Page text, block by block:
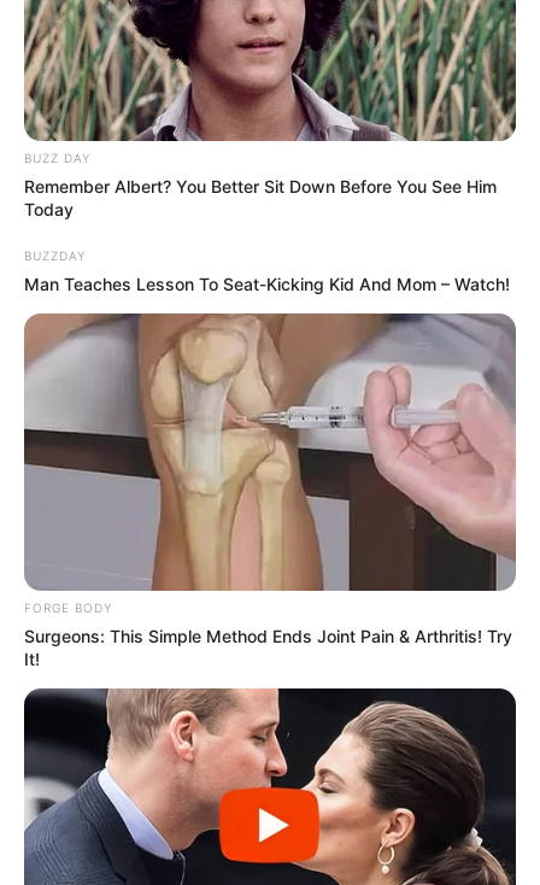
Los calambres musculares o el dolor repentino al
caminar pueden indicar deficiencia de minerales
como potasio, magnesio o calcio. Sin embargo,
también pueden ser consecuencia de un problema
circulatorio o nervioso.
Si los calambres son ocasionales, estirar los pies antes
de dormir o después del ejercicio puede aliviar
mucho. Pero si se vuelven recurrentes o intensos, lo
recomendable es realizarse un examen médico para
determinar la causa exacta.
Cambios en el color de las uñas
Las uñas también dicen mucho sobre la salud general.
Si notas que se vuelven amarillentas, quebradizas o
gruesas, podrías estar frente a una infección por
hongos. Por otro lado, uñas azuladas o con
tonalidades moradas pueden señalar una mala
oxigenación, lo que a veces se asocia con problemas
respiratorios o cardíacos.
Es importante mantener una buena higiene, cortar las
uñas correctamente y no compartir cortaúñas ni
calzado. Si hay cambios de color persistentes, lo
mejor es acudir al dermatólogo o podólogo.
Adormecimiento o pérdida de sensibilidad
Sentir los pies adormecidos, como si estuvieran
“dormidos” o con pequeñas descargas eléctricas,
puede ser síntoma de neuropatía periférica, una
condición frecuente en personas con diabetes.
BUZZ DAY
Remember Albert? You Better Sit Down Before You See Him
Today
BUZZDAY
Man Teaches Lesson To Seat-Kicking Kid And Mom – Watch!
FORGE BODY
Surgeons: This Simple Method Ends Joint Pain & Arthritis! Try
It!